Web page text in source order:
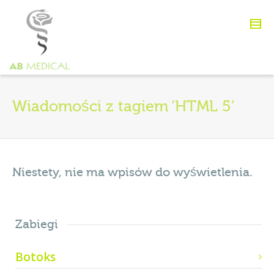
Wiadomości z tagiem ‘HTML 5’
Niestety, nie ma wpisów do wyświetlenia.
Zabiegi
Botoks